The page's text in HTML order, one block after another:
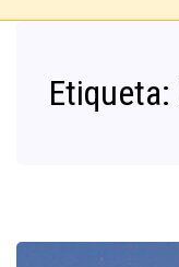
Etiqueta: